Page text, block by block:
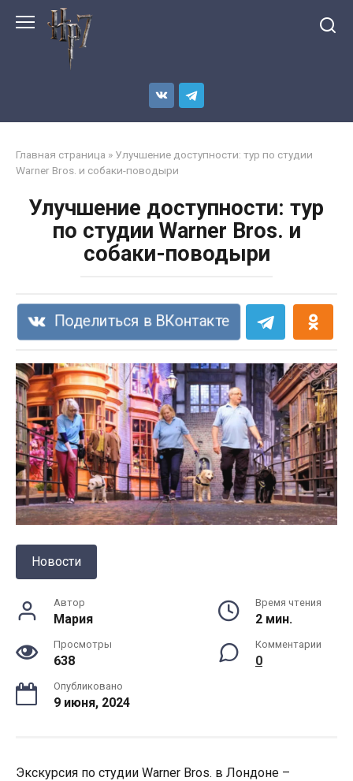
Главная страница » Улучшение доступности: тур по студии
Warner Bros. и собаки-поводыри
Улучшение доступности: тур
по студии Warner Bros. и
собаки-поводыри
Поделиться в ВКонтакте
Новости
Автор
Мария
Время чтения
2 мин.
Просмотры
638
Комментарии
0
Опубликовано
9 июня, 2024
Экскурсия по студии Warner Bros. в Лондоне –